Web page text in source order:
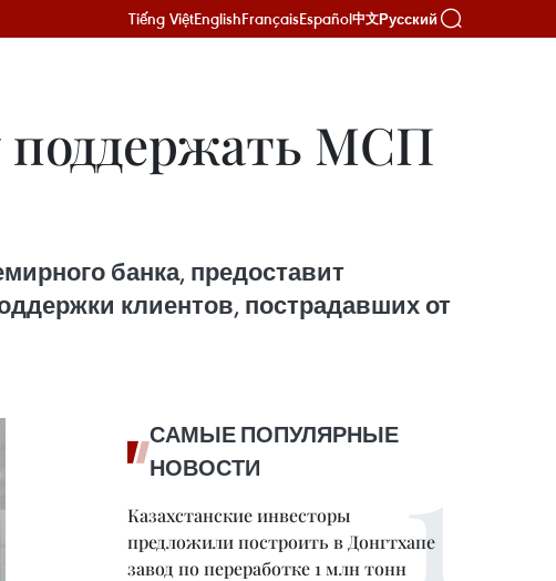
Tiếng ViệtEnglishFrançaisEspañol中文Русский
поддержать МСП
банка, предоставит
клиентов, пострадавших от
САМЫЕ ПОПУЛЯРНЫЕ
НОВОСТИ
Казахстанские инвесторы
предложили построить в Донгтхапе
завод по переработке 1 млн тонн